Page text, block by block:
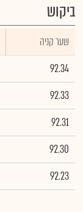
ביקוש
שער קניה
92.34
92.33
92.31
92.30
92.23